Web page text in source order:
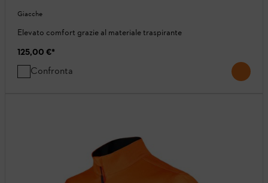
Giacche
Elevato comfort grazie al materiale traspirante
125,00 €*
Confronta